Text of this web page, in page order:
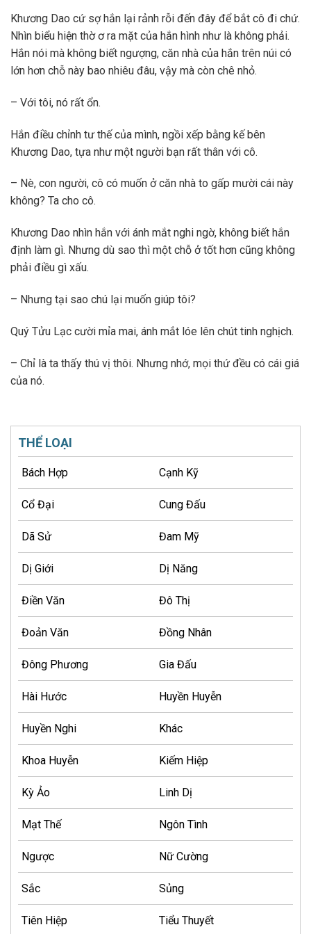
Khương Dao cứ sợ hắn lại rảnh rỗi đến đây để bắt cô đi chứ.
Nhìn biểu hiện thờ ơ ra mặt của hắn hình như là không phải.
Hắn nói mà không biết ngượng, căn nhà của hắn trên núi có
lớn hơn chỗ này bao nhiêu đâu, vậy mà còn chê nhỏ.
– Với tôi, nó rất ổn.
Hắn điều chỉnh tư thế của mình, ngồi xếp bằng kế bên
Khương Dao, tựa như một người bạn rất thân với cô.
– Nè, con người, cô có muốn ở căn nhà to gấp mười cái này
không? Ta cho cô.
Khương Dao nhìn hắn với ánh mắt nghi ngờ, không biết hắn
định làm gì. Nhưng dù sao thì một chỗ ở tốt hơn cũng không
phải điều gì xấu.
– Nhưng tại sao chú lại muốn giúp tôi?
Quý Tửu Lạc cười mỉa mai, ánh mắt lóe lên chút tinh nghịch.
– Chỉ là ta thấy thú vị thôi. Nhưng nhớ, mọi thứ đều có cái giá
của nó.
THỂ LOẠI
Bách Hợp Cạnh Kỹ
Cổ Đại Cung Đấu
Dã Sử Đam Mỹ
Dị Giới Dị Năng
Điền Văn Đô Thị
Đoản Văn Đồng Nhân
Đông Phương Gia Đấu
Hài Hước Huyền Huyễn
Huyền Nghi Khác
Khoa Huyễn Kiếm Hiệp
Kỳ Ảo Linh Dị
Mạt Thế Ngôn Tình
Ngược Nữ Cường
Sắc Sủng
Tiên Hiệp Tiểu Thuyết